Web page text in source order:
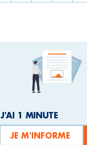
J'AI 1 MINUTE
JE M'INFORME